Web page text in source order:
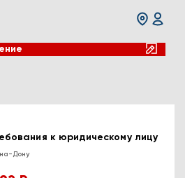
к юридическому лицу
на-Дону